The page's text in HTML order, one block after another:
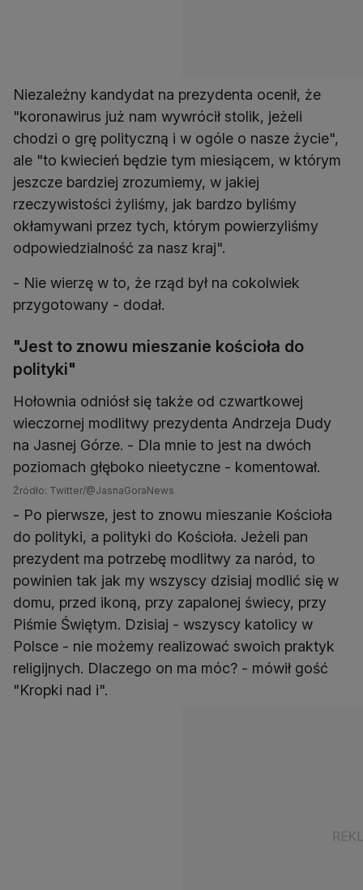
Niezależny kandydat na prezydenta ocenił, że
"koronawirus już nam wywrócił stolik, jeżeli
chodzi o grę polityczną i w ogóle o nasze życie",
ale "to kwiecień będzie tym miesiącem, w którym
jeszcze bardziej zrozumiemy, w jakiej
rzeczywistości żyliśmy, jak bardzo byliśmy
okłamywani przez tych, którym powierzyliśmy
odpowiedzialność za nasz kraj".
- Nie wierzę w to, że rząd był na cokolwiek
przygotowany - dodał.
"Jest to znowu mieszanie kościoła do
polityki"
Hołownia odniósł się także od czwartkowej
wieczornej modlitwy prezydenta Andrzeja Dudy
na Jasnej Górze. - Dla mnie to jest na dwóch
poziomach głęboko nieetyczne - komentował.
Źródło: Twitter/@JasnaGoraNews
- Po pierwsze, jest to znowu mieszanie Kościoła
do polityki, a polityki do Kościoła. Jeżeli pan
prezydent ma potrzebę modlitwy za naród, to
powinien tak jak my wszyscy dzisiaj modlić się w
domu, przed ikoną, przy zapalonej świecy, przy
Piśmie Świętym. Dzisiaj - wszyscy katolicy w
Polsce - nie możemy realizować swoich praktyk
religijnych. Dlaczego on ma móc? - mówił gość
"Kropki nad i".